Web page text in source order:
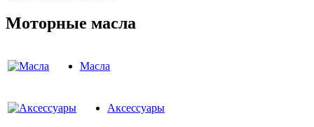
Моторные масла
Масла
Аксессуары